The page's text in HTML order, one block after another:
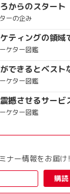
からのスタート
ーの企み
ケター図鑑
ケター図鑑
ケター図鑑
ナー情報をお届け!